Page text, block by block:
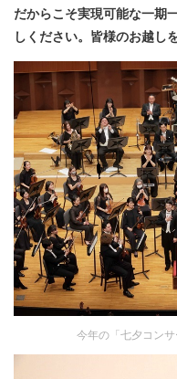
だからこそ実現可能な一期
しください。皆様のお越し
今年の「七夕コン